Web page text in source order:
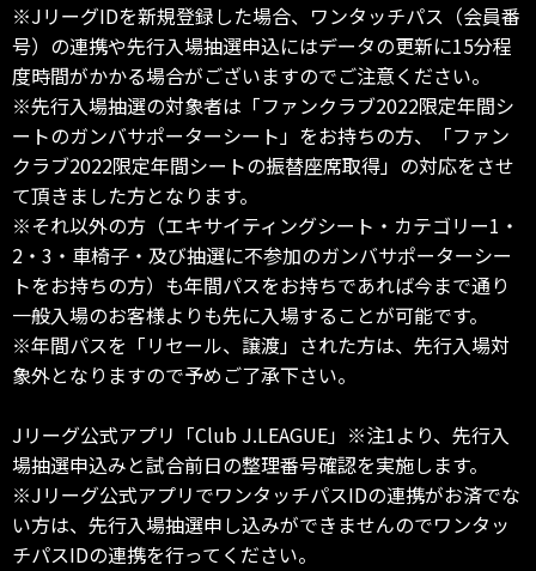
※JリーグIDを新規登録した場合、ワンタッチパス（会員番
号）の連携や先行入場抽選申込にはデータの更新に15分程
度時間がかかる場合がございますのでご注意ください。
※先行入場抽選の対象者は「ファンクラブ2022限定年間シ
ートのガンバサポーターシート」をお持ちの方、「ファン
クラブ2022限定年間シートの振替座席取得」の対応をさせ
て頂きました方となります。
※それ以外の方（エキサイティングシート・カテゴリー1・
2・3・車椅子・及び抽選に不参加のガンバサポーターシー
トをお持ちの方）も年間パスをお持ちであれば今まで通り
一般入場のお客様よりも先に入場することが可能です。
※年間パスを「リセール、譲渡」された方は、先行入場対
象外となりますので予めご了承下さい。
Jリーグ公式アプリ「Club J.LEAGUE」※注1より、先行入
場抽選申込みと試合前日の整理番号確認を実施します。
※Jリーグ公式アプリでワンタッチパスIDの連携がお済でな
い方は、先行入場抽選申し込みができませんのでワンタッ
チパスIDの連携を行ってください。